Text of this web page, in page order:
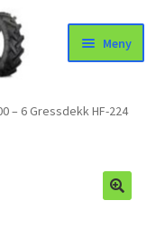
Meny
– 6 Gressdekk HF-224